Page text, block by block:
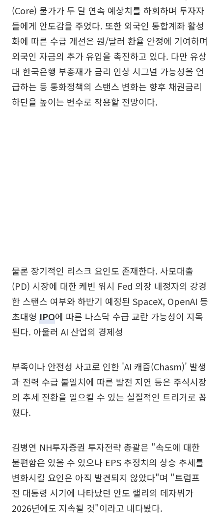
(Core) 물가가 두 달 연속 예상치를 하회하며 투자자
들에게 안도감을 주었다. 또한 외국인 통합계좌 활성
화에 따른 수급 개선은 원/달러 환율 안정에 기여하며
외국인 자금의 추가 유입을 촉진하고 있다. 다만 유상
대 한국은행 부총재가 금리 인상 시그널 가능성을 언
급하는 등 통화정책의 스탠스 변화는 향후 채권금리
하단을 높이는 변수로 작용할 전망이다.
물론 장기적인 리스크 요인도 존재한다. 사모대출
(PD) 시장에 대한 케빈 워시 Fed 의장 내정자의 강경
한 스탠스 여부와 하반기 예정된 SpaceX, OpenAI 등
초대형 IPO에 따른 나스닥 수급 교란 가능성이 지목
된다. 아울러 AI 산업의 경제성
부족이나 안전성 사고로 인한 'AI 캐즘(Chasm)' 발생
과 전력 수급 불일치에 따른 발전 지연 등은 주식시장
의 추세 전환을 일으킬 수 있는 실질적인 트리거로 꼽
혔다.
김병연 NH투자증권 투자전략 총괄은 "속도에 대한
불편함은 있을 수 있으나 EPS 추정치의 상승 추세를
변화시킬 요인은 아직 발견되지 않았다"며 "트럼프
전 대통령 시기에 나타났던 안도 랠리의 데자뷔가
2026년에도 지속될 것"이라고 내다봤다.